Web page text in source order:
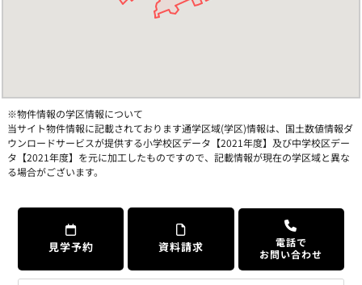
※物件情報の学区情報について
当サイト物件情報に記載されております通学区域(学区)情報は、国土数値情報ダ
ウンロードサービスが提供する小学校区データ【2021年度】及び中学校区デー
タ【2021年度】を元に加工したものですので、記載情報が現在の学区域と異な
る場合がございます。
見学予約 資料請求
電話で
お問い合わせ